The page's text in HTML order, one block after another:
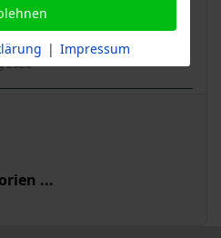
- Samstag, 12.
2026
...
| Impressum